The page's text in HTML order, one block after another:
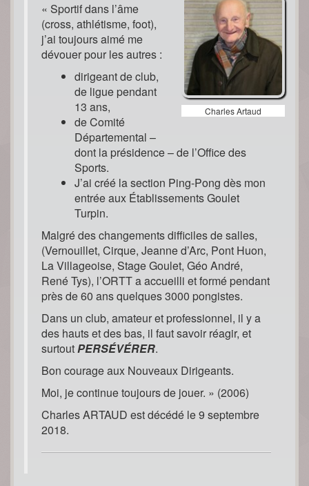
Charles Artaud
« Sportif dans l’âme
(cross, athlétisme, foot),
j’ai toujours aimé me
dévouer pour les autres :
dirigeant de club,
de ligue pendant
13 ans,
de Comité
Départemental –
dont la présidence – de l’Office des
Sports.
J’ai créé la section Ping-Pong dès mon
entrée aux Établissements Goulet
Turpin.
Malgré des changements difficiles de salles,
(Vernouillet, Cirque, Jeanne d’Arc, Pont Huon,
La Villageoise, Stage Goulet, Géo André,
René Tys), l’ORTT a accueilli et formé pendant
près de 60 ans quelques 3000 pongistes.
Dans un club, amateur et professionnel, il y a
des hauts et des bas, il faut savoir réagir, et
surtoutPERSÉVÉRER.
Bon courage aux Nouveaux Dirigeants.
Moi, je continue toujours de jouer. » (2006)
Charles ARTAUD est décédé le 9 septembre
2018.